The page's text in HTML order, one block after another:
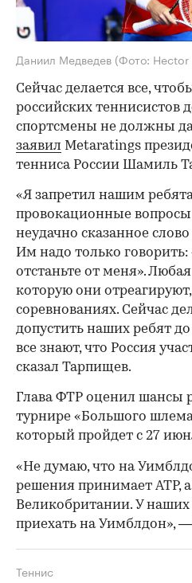
Даниил Медведев (Фото:
Сейчас делается все,
российских теннисистов
спортсмены не должны
заявил Metaratings
тенниса России Шамиль
«Я запретил нашим
провокационные
неудачно сказанное
Им надо только
отстаньте от меня».
которую они
соревнованиях. Сейчас
допустить наших ребят
все знают, что Россия
сказал Тарпищев.
Глава ФТР оценил шансы
турнире «Большого
который пройдет с 27
«Не думаю, что на
решения принимает ATP,
Великобритании. У наших
приехать на Уимблдон»,
Теннис